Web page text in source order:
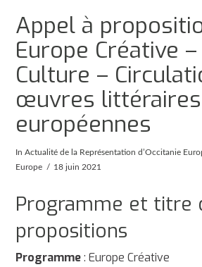
Appel à
Europe Créative
Culture –
œuvres littéraires
européennes
InActualité de la Représentation d’Occitanie
Europe
18 juin 2021
Programme et titre
propositions
Programme: Europe Créative